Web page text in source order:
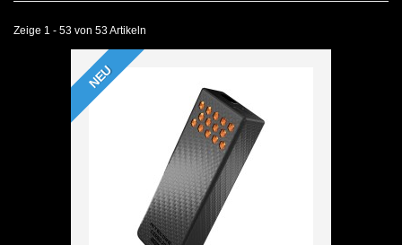
Zeige 1 - 53 von 53 Artikeln
NEU